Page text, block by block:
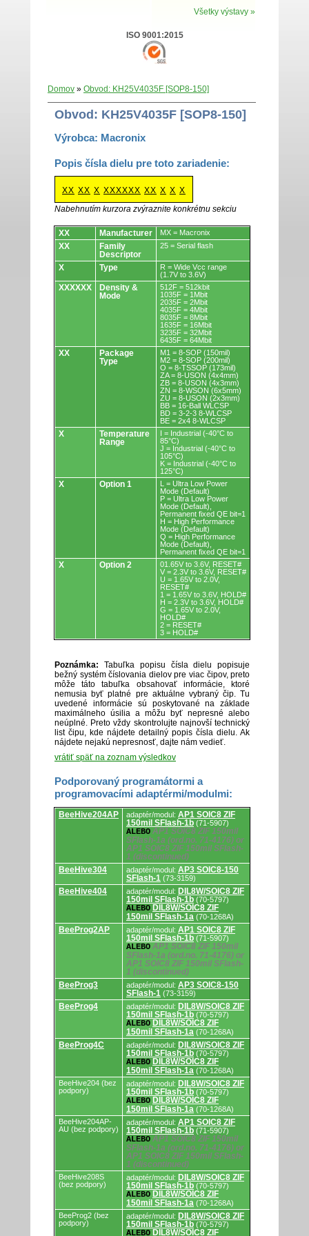
Všetky výstavy »
ISO 9001:2015
Domov » Obvod: KH25V4035F [SOP8-150]
Obvod: KH25V4035F [SOP8-150]
Výrobca: Macronix
Popis čísla dielu pre toto zariadenie:
XX XX X XXXXXX XX X X X
Nabehnutím kurzora zvýraznite konkrétnu sekciu
Obvody.
XX Manufacturer MX = Macronix
XX
Family
Descriptor
25 = Serial flash
X Type
R = Wide Vcc range
(1.7V to 3.6V)
XXXXXX
Density &
Mode
512F = 512kbit
1035F = 1Mbit
2035F = 2Mbit
4035F = 4Mbit
8035F = 8Mbit
1635F = 16Mbit
3235F = 32Mbit
6435F = 64Mbit
XX
Package
Type
M1 = 8-SOP (150mil)
M2 = 8-SOP (200mil)
O = 8-TSSOP (173mil)
ZA = 8-USON (4x4mm)
ZB = 8-USON (4x3mm)
ZN = 8-WSON (6x5mm)
ZU = 8-USON (2x3mm)
BB = 16-Ball WLCSP
BD = 3-2-3 8-WLCSP
BE = 2x4 8-WLCSP
X
Temperature
Range
I = Industrial (-40°C to
85°C)
J = Industrial (-40°C to
105°C)
K = Industrial (-40°C to
125°C)
X Option 1
L = Ultra Low Power
Mode (Default)
P = Ultra Low Power
Mode (Default),
Permanent fixed QE bit=1
H = High Performance
Mode (Default)
Q = High Performance
Mode (Default),
Permanent fixed QE bit=1
X Option 2
01.65V to 3.6V, RESET#
V = 2.3V to 3.6V, RESET#
U = 1.65V to 2.0V,
RESET#
1 = 1.65V to 3.6V, HOLD#
H = 2.3V to 3.6V, HOLD#
G = 1.65V to 2.0V,
HOLD#
2 = RESET#
3 = HOLD#
Poznámka: Tabuľka popisu čísla dielu popisuje
bežný systém číslovania dielov pre viac čipov, preto
môže táto tabuľka obsahovať informácie, ktoré
nemusia byť platné pre aktuálne vybraný čip. Tu
uvedené informácie sú poskytované na základe
maximálneho úsilia a môžu byť nepresné alebo
neúplné. Preto vždy skontrolujte najnovší technický
list čipu, kde nájdete detailný popis čísla dielu. Ak
nájdete nejakú nepresnosť, dajte nám vedieť.
vrátiť späť na zoznam výsledkov
Podporovaný programátormi a
programovacími adaptérmi/modulmi:
Podporovaný
programátormi
adaptérmi/modulmi.
BeeHive204AP adaptér/modul: AP1 SOIC8 ZIF
150mil SFlash-1b (71-5907)
ALEBO AP1 SOIC8 ZIF 150mil
SFlash-1a (ord.no. 71-4176) or
AP1 SOIC8 ZIF 150mil SFlash-
1 (discontinued)
BeeHive304
adaptér/modul: AP3 SOIC8-150
SFlash-1 (73-3159)
BeeHive404 adaptér/modul: DIL8W/SOIC8 ZIF
150mil SFlash-1b (70-5797)
ALEBO DIL8W/SOIC8 ZIF
150mil SFlash-1a (70-1268A)
BeeProg2AP adaptér/modul: AP1 SOIC8 ZIF
150mil SFlash-1b (71-5907)
ALEBO AP1 SOIC8 ZIF 150mil
SFlash-1a (ord.no. 71-4176) or
AP1 SOIC8 ZIF 150mil SFlash-
1 (discontinued)
BeeProg3
adaptér/modul: AP3 SOIC8-150
SFlash-1 (73-3159)
BeeProg4 adaptér/modul: DIL8W/SOIC8 ZIF
150mil SFlash-1b (70-5797)
ALEBO DIL8W/SOIC8 ZIF
150mil SFlash-1a (70-1268A)
BeeProg4C adaptér/modul: DIL8W/SOIC8 ZIF
150mil SFlash-1b (70-5797)
ALEBO DIL8W/SOIC8 ZIF
150mil SFlash-1a (70-1268A)
BeeHive204 (bez
podpory)
adaptér/modul: DIL8W/SOIC8 ZIF
150mil SFlash-1b (70-5797)
ALEBO DIL8W/SOIC8 ZIF
150mil SFlash-1a (70-1268A)
BeeHive204AP-
AU (bez podpory)
adaptér/modul: AP1 SOIC8 ZIF
150mil SFlash-1b (71-5907)
ALEBO AP1 SOIC8 ZIF 150mil
SFlash-1a (ord.no. 71-4176) or
AP1 SOIC8 ZIF 150mil SFlash-
1 (discontinued)
BeeHive208S
(bez podpory)
adaptér/modul: DIL8W/SOIC8 ZIF
150mil SFlash-1b (70-5797)
ALEBO DIL8W/SOIC8 ZIF
150mil SFlash-1a (70-1268A)
BeeProg2 (bez
podpory)
adaptér/modul: DIL8W/SOIC8 ZIF
150mil SFlash-1b (70-5797)
ALEBO DIL8W/SOIC8 ZIF